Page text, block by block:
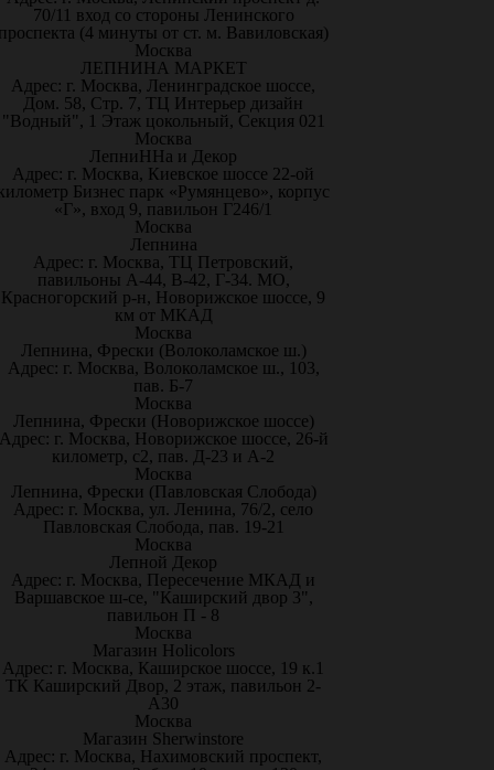
70/11 вход со стороны Ленинского
(4 минуты от ст. м. Вавиловская)
Москва
ЛЕПНИНА МАРКЕТ
Адрес: г. Москва, Ленинградское шоссе,
Дом. 58, Стр. 7, ТЦ Интерьер дизайн
"Водный", 1 Этаж цокольный, Секция 021
Москва
ЛепниННа и Декор
Адрес: г. Москва, Киевское шоссе 22-ой
Бизнес парк «Румянцево», корпус
«Г», вход 9, павильон Г246/1
Москва
Лепнина
Адрес: г. Москва, ТЦ Петровский,
павильоны А-44, В-42, Г-34. МО,
Красногорский р-н, Новорижское шоссе, 9
км от МКАД
Москва
Лепнина, Фрески (Волоколамское ш.)
Адрес: г. Москва, Волоколамское ш., 103,
пав. Б-7
Москва
Лепнина, Фрески (Новорижское шоссе)
г. Москва, Новорижское шоссе, 26-й
километр, с2, пав. Д-23 и А-2
Москва
Лепнина, Фрески (Павловская Слобода)
Адрес: г. Москва, ул. Ленина, 76/2, село
Павловская Слобода, пав. 19-21
Москва
Лепной Декор
Адрес: г. Москва, Пересечение МКАД и
Варшавское ш-се, "Каширский двор 3",
павильон П - 8
Москва
Магазин Holicolors
Адрес: г. Москва, Каширское шоссе, 19 к.1
ТК Каширский Двор, 2 этаж, павильон 2-
А30
Москва
Магазин Sherwinstore
Адрес: г. Москва, Нахимовский проспект,